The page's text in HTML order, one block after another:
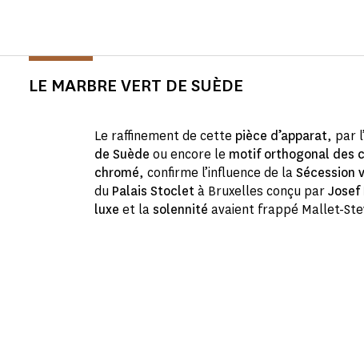
LE MARBRE VERT DE SUÈDE
Le raffinement de cette pièce d’apparat, par
de Suède ou encore le motif orthogonal des
chromé, confirme l’influence de laSécession
du Palais Stocletà Bruxelles conçu parJosef
luxe et la solennité avaient frappé Mallet-